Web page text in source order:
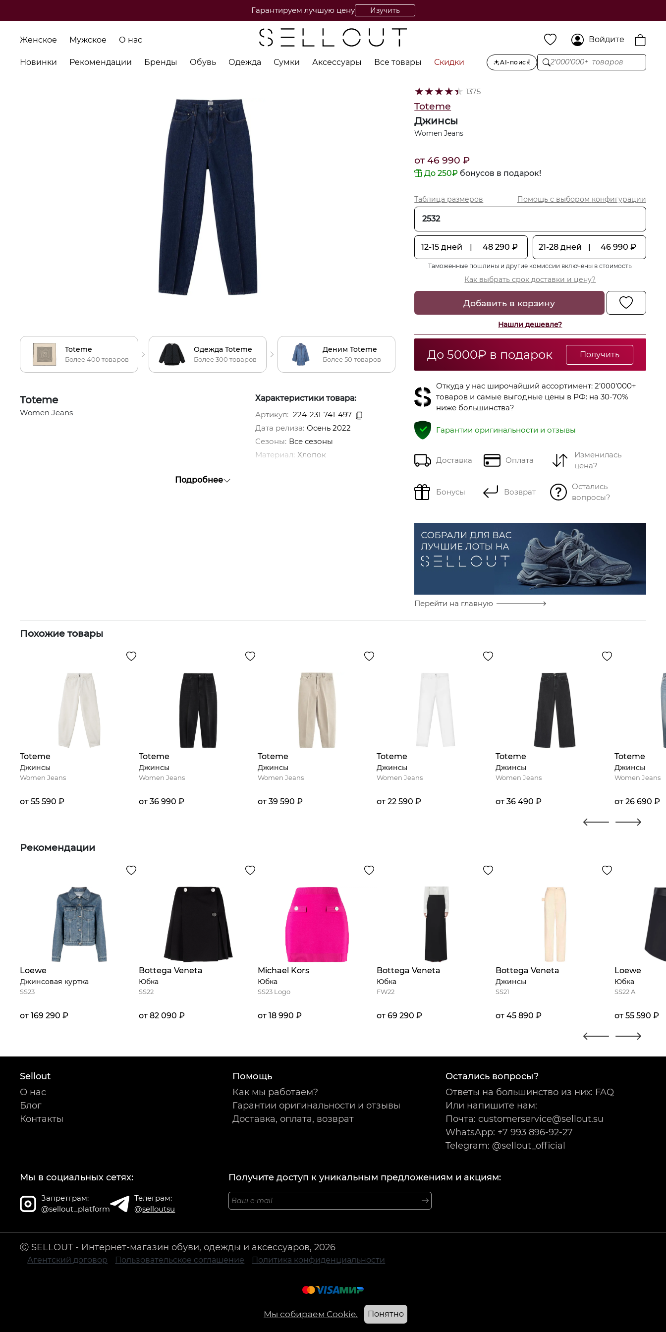
Гарантируем лучшую цену Изучить
Женское Мужское О нас Войдите
Новинки Рекомендации Бренды Обувь Одежда Сумки Аксессуары Все товары Скидки AI-поискβ 2'000'000+ товаров
Toteme
Более 400 товаров
Одежда Toteme
Более 300 товаров
Деним Toteme
Более 50 товаров
Toteme
Women Jeans
Характеристики товара:
Артикул: 224-231-741-497
Дата релиза: Осень 2022
Сезоны: Все сезоны
Материал: Хлопок
Подробнее
★★★★★ 1375
Toteme
Джинсы
Women Jeans
от46 990 ₽
До 250₽ бонусов в подарок!
Таблица размеров Помощь с выбором конфигурации
2532
12-15 дней | 48 290 ₽ 21-28 дней | 46 990 ₽
Таможенные пошлины и другие комиссии включены в стоимость
Как выбрать срок доставки и цену?
Добавить в корзину
Нашли дешевле?
До 5000₽ в подарок Получить
Откуда у нас широчайший ассортимент: 2’000’000+
товаров и самые выгодные цены в РФ: на 30-70%
ниже большинства?
Гарантии оригинальности и отзывы
Доставка Оплата
Изменилась
цена?
Бонусы Возврат
Остались
вопросы?
Перейти на главную
Похожие товары
Toteme
Джинсы
Women Jeans
от 55 590 ₽
Toteme
Джинсы
Women Jeans
от 36 990 ₽
Toteme
Джинсы
Women Jeans
от 39 590 ₽
Toteme
Джинсы
Women Jeans
от 22 590 ₽
Toteme
Джинсы
Women Jeans
от 36 490 ₽
Toteme
Джинсы
Women Jeans
от 26 690 ₽
Рекомендации
Loewe
Джинсовая куртка
SS23
от 169 290 ₽
Bottega Veneta
Юбка
SS22
от 82 090 ₽
Michael Kors
Юбка
SS23 Logo
от 18 990 ₽
Bottega Veneta
Юбка
FW22
от 69 290 ₽
Bottega Veneta
Джинсы
SS21
от 45 890 ₽
Loewe
Юбка
SS22 A
от 55 590 ₽
Sellout
О нас
Блог
Контакты
Помощь
Как мы работаем?
Гарантии оригинальности и отзывы
Доставка, оплата, возврат
Остались вопросы?
Ответы на большинство из них: FAQ
Или напишите нам:
Почта: customerservice@sellout.su
WhatsApp: +7 993 896-92-27
Telegram: @sellout_official
Мы в социальных сетях:
Запретграм:
@sellout_platform
Телеграм:
@selloutsu
Получите доступ к уникальным предложениям и акциям:
Ⓒ SELLOUT - Интернет-магазин обуви, одежды и аксессуаров, 2026
Агентский договор Пользовательское соглашение Политика конфиденциальности
Мы собираем Cookie. Понятно